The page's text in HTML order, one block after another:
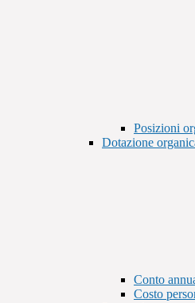
Posizioni
Dotazione
Conto
Costo